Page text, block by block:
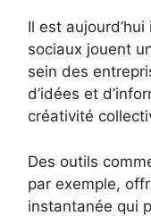
Il est
sociaux jouent
sein des
d’idées et
créativité
Des outils
par exemple,
instantanée qui